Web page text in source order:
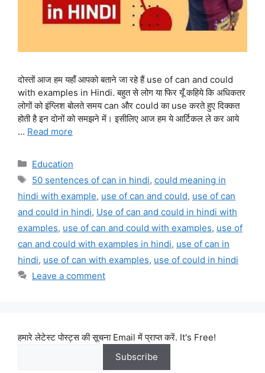
दोस्तों आज हम यहाँ आपको बताने जा रहे हैं use of can and could
with examples in Hindi. बहुत से लोग या फिर यूँ कहिये कि अधिकतर
लोगों को इंग्लिश बोलते समय can और could का use करते हुए दिक्कत
होती है इन दोनों को समझने में। इसीलिए आज हम ये आर्टिकल ले कर आये
… Read more
Categories
Education
Tags
50 sentences of can in hindi, could meaning in
hindi with example, use of can and could, use of can
and could in hindi, Use of can and could in hindi with
examples, use of can and could with examples, use of
can and could with examples in hindi, use of can in
hindi, use of can with examples, use of could in hindi
Leave a comment
हमारे लेटेस्ट पोस्ट्स की सूचना Email में प्राप्त करें. It's Free!